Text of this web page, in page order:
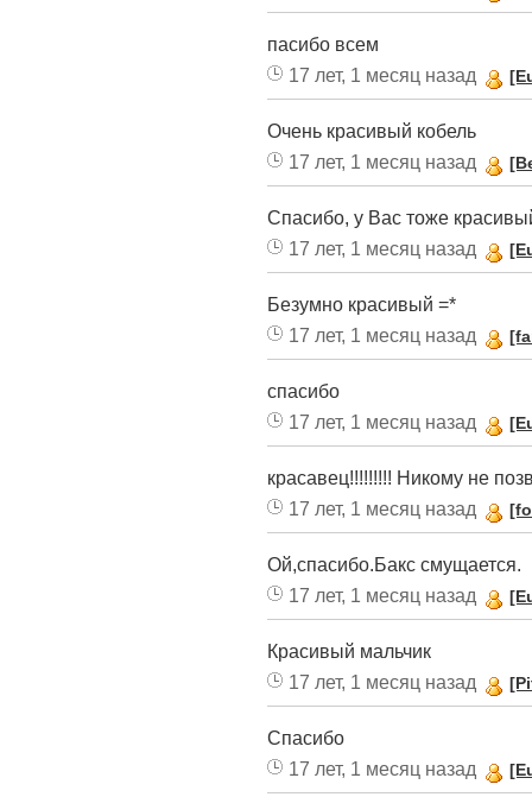
пасибо всем
17 лет, 1 месяц назад
Очень красивый кобель
17 лет, 1 месяц назад
Спасибо, у Вас тоже
17 лет, 1 месяц назад
Безумно красивый =*
17 лет, 1 месяц назад
спасибо
17 лет, 1 месяц назад
красавец!!!!!!!!! Никому не
17 лет, 1 месяц назад
Ой,спасибо.Бакс смущается.
17 лет, 1 месяц назад
Красивый мальчик
17 лет, 1 месяц назад
Спасибо
17 лет, 1 месяц назад